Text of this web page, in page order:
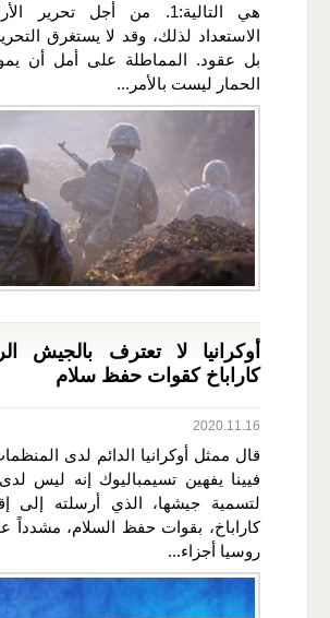
هي التالية:1. من أجل تحرير
الاستعداد لذلك، وقد لا يستغرق
بل عقود. المماطلة على أمل أن
الحمار ليست بالأمر...
أوكرانيا لا تعترف بالجيش
كاراباخ كقوات حفظ سلام
2020.11.16
قال ممثل أوكرانيا الدائم لدى
فيينا يفهين تسيمباليوك إنه ليس
لتسمية جيشها، الذي أرسلته إلى
كاراباخ، بقوات حفظ السلام، مشدداً
روسيا أجزاء...